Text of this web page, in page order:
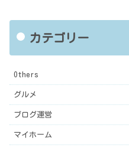
カテゴリー
Others
グルメ
ブログ運営
マイホーム